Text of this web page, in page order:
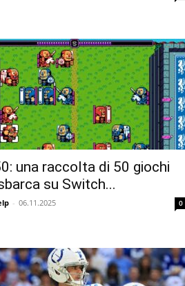
una raccolta di 50 giochi
su Switch...
- 06.11.2025 0